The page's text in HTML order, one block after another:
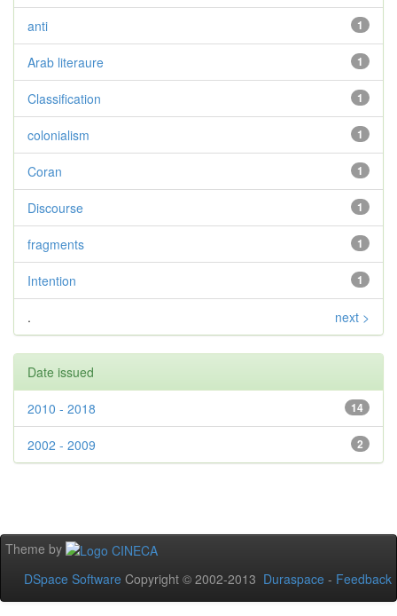
1
anti
1
Arab literaure
1
Classification
1
colonialism
1
Coran
1
Discourse
1
fragments
1
Intention
. next >
Date issued
14
2010 - 2018
2
2002 - 2009
Theme by
DSpace Software Copyright © 2002-2013 Duraspace - Feedback